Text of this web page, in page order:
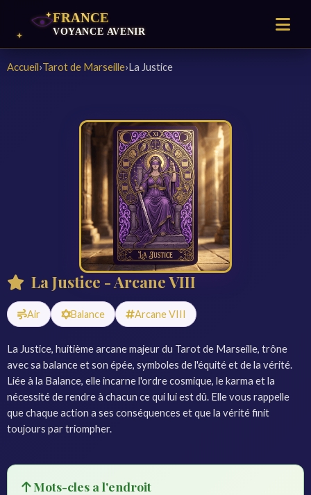
Accueil›Tarot de Marseille›La Justice
La Justice - Arcane VIII
Air Balance Arcane VIII
La Justice, huitième arcane majeur du Tarot de Marseille, trône
avec sa balance et son épée, symboles de l'équité et de la vérité.
Liée à la Balance, elle incarne l'ordre cosmique, le karma et la
nécessité de rendre à chacun ce qui lui est dû. Elle vous rappelle
que chaque action a ses conséquences et que la vérité finit
toujours par triompher.
Mots-cles a l'endroit